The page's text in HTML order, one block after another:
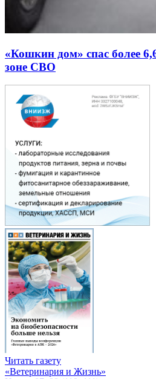
«Кошкин дом» спас более
зоне СВО
Читать газету
«Ветеринария и Жизнь»